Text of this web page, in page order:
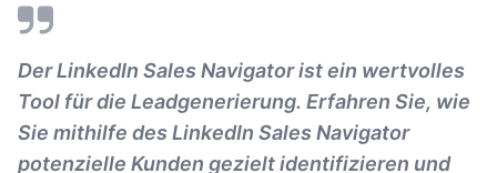
Der LinkedIn Sales Navigator ist ein wertvolles
Tool für die Leadgenerierung. Erfahren Sie, wie
Sie mithilfe des LinkedIn Sales Navigator
potenzielle Kunden gezielt identifizieren und